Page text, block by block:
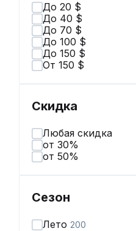
До 20 $
До 40 $
До 70 $
До 100 $
До 150 $
От 150 $
Скидка
Любая скидка
от 30%
от 50%
Сезон
Лето 200